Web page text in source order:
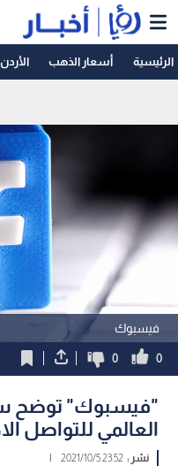
الرئيسية أسعار الذهب الأردن
فيسبوك
0
0
"فيسبوك" توضح
العالمي للتواصل
نشر :23:52 2021/10/5
|